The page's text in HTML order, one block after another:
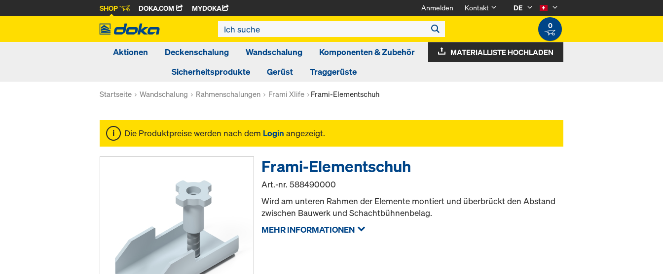
SHOP DOKA.COM MYDOKA Anmelden Kontakt
DE
0
Aktionen Deckenschalung Wandschalung
Komponenten & Zubehör
Sicherheitsprodukte
Gerüst Traggerüste
MATERIALLISTE HOCHLADEN
Startseite Wandschalung Rahmenschalungen Frami Xlife Frami-Elementschuh
Die Produktpreise werden nach dem Login angezeigt.
Frami-Elementschuh
Art.-nr.588490000
Wird am unteren Rahmen der Elemente montiert und überbrückt den Abstand
zwischen Bauwerk und Schachtbühnenbelag.
MEHR INFORMATIONEN